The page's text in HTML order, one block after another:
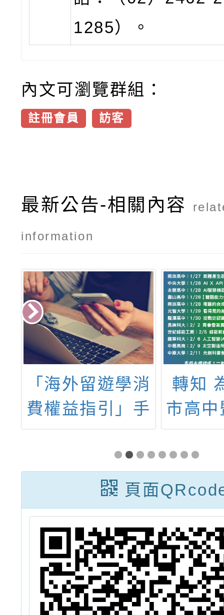
1285）。
內文可瀏覽群組：
註冊會員 訪客
最新公告-相關內容
information
「海外留遊學消
費權益指引」手
冊
轉知
市高
年級
索機
生踴
「桃
教育
域選
115年
隊
頁面